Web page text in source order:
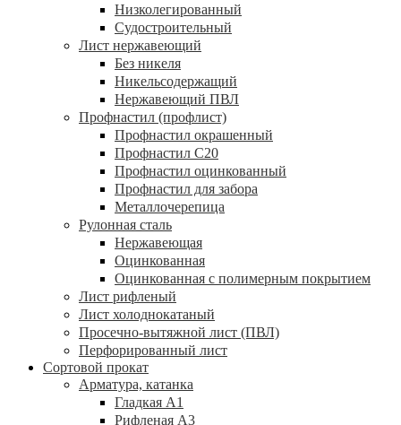
Низколегированный
Судостроительный
Лист нержавеющий
Без никеля
Никельсодержащий
Нержавеющий ПВЛ
Профнастил (профлист)
Профнастил окрашенный
Профнастил С20
Профнастил оцинкованный
Профнастил для забора
Металлочерепица
Рулонная сталь
Нержавеющая
Оцинкованная
Оцинкованная с полимерным покрытием
Лист рифленый
Лист холоднокатаный
Просечно-вытяжной лист (ПВЛ)
Перфорированный лист
Сортовой прокат
Арматура, катанка
Гладкая А1
Рифленая А3